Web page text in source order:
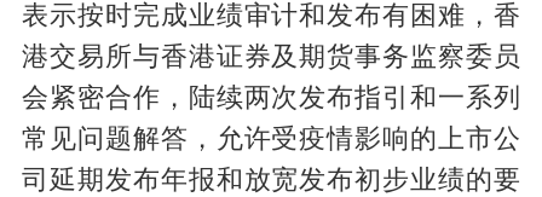
表示按时完成业绩审计和发布有困难，香
港交易所与香港证券及期货事务监察委员
会紧密合作，陆续两次发布指引和一系列
常见问题解答，允许受疫情影响的上市公
司延期发布年报和放宽发布初步业绩的要